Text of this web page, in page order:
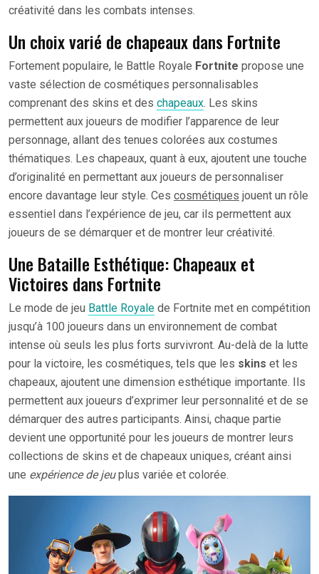
créativité dans les combats intenses.
Un choix varié de chapeaux dans Fortnite
Fortement populaire, le Battle Royale Fortnite propose une
vaste sélection de cosmétiques personnalisables
comprenant des skins et des chapeaux. Les skins
permettent aux joueurs de modifier l’apparence de leur
personnage, allant des tenues colorées aux costumes
thématiques. Les chapeaux, quant à eux, ajoutent une touche
d’originalité en permettant aux joueurs de personnaliser
encore davantage leur style. Ces cosmétiques jouent un rôle
essentiel dans l’expérience de jeu, car ils permettent aux
joueurs de se démarquer et de montrer leur créativité.
Une Bataille Esthétique: Chapeaux et
Victoires dans Fortnite
Le mode de jeu Battle Royale de Fortnite met en compétition
jusqu’à 100 joueurs dans un environnement de combat
intense où seuls les plus forts survivront. Au-delà de la lutte
pour la victoire, les cosmétiques, tels que les skins et les
chapeaux, ajoutent une dimension esthétique importante. Ils
permettent aux joueurs d’exprimer leur personnalité et de se
démarquer des autres participants. Ainsi, chaque partie
devient une opportunité pour les joueurs de montrer leurs
collections de skins et de chapeaux uniques, créant ainsi
une expérience de jeuplus variée et colorée.